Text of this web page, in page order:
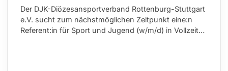
Der DJK-Diözesansportverband Rottenburg-Stuttgart
e.V. sucht zum nächstmöglichen Zeitpunkt eine:n
Referent:in für Sport und Jugend (w/m/d) in Vollzeit…